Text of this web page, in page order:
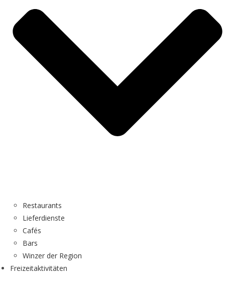
Restaurants
Lieferdienste
Cafés
Bars
Winzer der Region
Freizeitaktivitäten